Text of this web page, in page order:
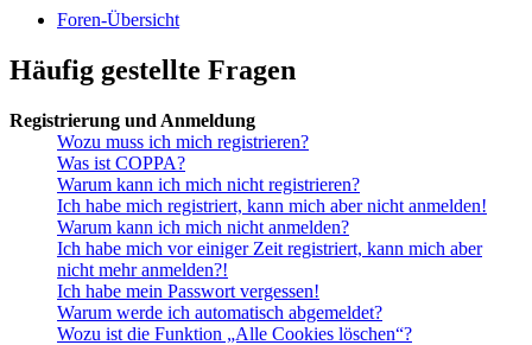
Foren-Übersicht
Häufig gestellte Fragen
Registrierung und Anmeldung
Wozu muss ich mich registrieren?
Was ist COPPA?
Warum kann ich mich nicht registrieren?
Ich habe mich registriert, kann mich aber nicht anmelden!
Warum kann ich mich nicht anmelden?
Ich habe mich vor einiger Zeit registriert, kann mich aber
nicht mehr anmelden?!
Ich habe mein Passwort vergessen!
Warum werde ich automatisch abgemeldet?
Wozu ist die Funktion „Alle Cookies löschen“?